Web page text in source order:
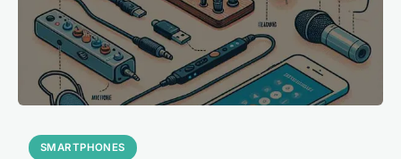
SMARTPHONES